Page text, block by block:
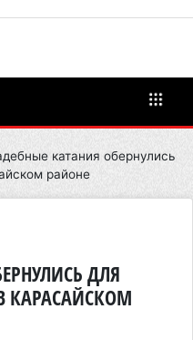
катания обернулись
районе
ДЛЯ
КАРАСАЙСКОМ